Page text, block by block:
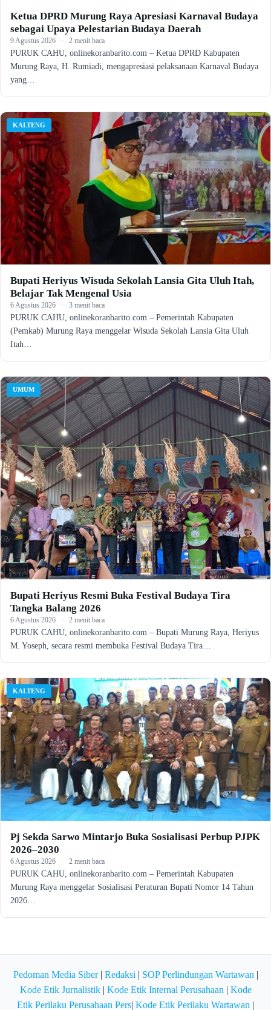
Ketua DPRD Murung Raya Apresiasi Karnaval Budaya
sebagai Upaya Pelestarian Budaya Daerah
9 Agustus 2026 · 2 menit baca
PURUK CAHU, onlinekoranbarito.com – Ketua DPRD Kabupaten
Murung Raya, H. Rumiadi, mengapresiasi pelaksanaan Karnaval Budaya
yang…
KALTENG
Bupati Heriyus Wisuda Sekolah Lansia Gita Uluh Itah,
Belajar Tak Mengenal Usia
6 Agustus 2026 · 3 menit baca
PURUK CAHU, onlinekoranbarito.com – Pemerintah Kabupaten
(Pemkab) Murung Raya menggelar Wisuda Sekolah Lansia Gita Uluh
Itah…
UMUM
Bupati Heriyus Resmi Buka Festival Budaya Tira
Tangka Balang 2026
6 Agustus 2026 · 2 menit baca
PURUK CAHU, onlinekoranbarito.com – Bupati Murung Raya, Heriyus
M. Yoseph, secara resmi membuka Festival Budaya Tira…
KALTENG
Pj Sekda Sarwo Mintarjo Buka Sosialisasi Perbup PJPK
2026–2030
6 Agustus 2026 · 2 menit baca
PURUK CAHU, onlinekoranbarito.com – Pemerintah Kabupaten
Murung Raya menggelar Sosialisasi Peraturan Bupati Nomor 14 Tahun
2026…
Pedoman Media Siber| Redaksi | SOP Perlindungan Wartawan |
Kode Etik Jurnalistik| Kode Etik Internal Perusahaan | Kode
Etik Perilaku Perusahaan Pers| Kode Etik Perilaku Wartawan |